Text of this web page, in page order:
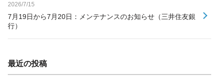
2026/7/15
7月19日から7月20日：メンテナンスのお知らせ（三井住友銀
行）
最近の投稿